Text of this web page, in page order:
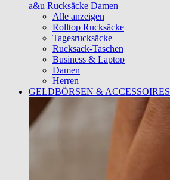
a&u Rucksäcke Damen
Alle anzeigen
Rolltop Rucksäcke
Tagesrucksäcke
Rucksack-Taschen
Business & Laptop
Damen
Herren
GELDBÖRSEN & ACCESSOIRES